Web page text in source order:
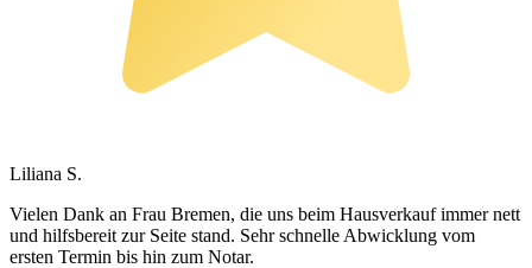
Liliana S.
Vielen Dank an Frau Bremen, die uns beim Hausverkauf immer nett
und hilfsbereit zur Seite stand. Sehr schnelle Abwicklung vom
ersten Termin bis hin zum Notar.